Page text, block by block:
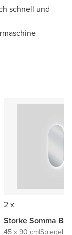
schnell und
2 x
Storke Somma
45 x 90 cm|Spiegel